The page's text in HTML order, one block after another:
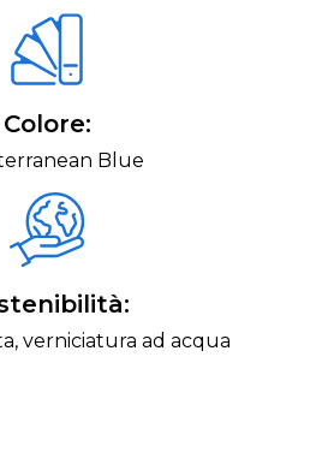
Colore:
Blue
verniciatura ad acqua